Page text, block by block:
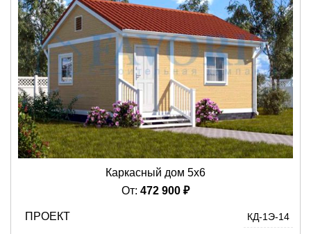
Каркасный дом 5х6
От: 472 900 ₽
ПРОЕКТ КД-1Э-14